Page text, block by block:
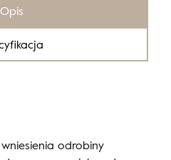
Opis
odrobiny